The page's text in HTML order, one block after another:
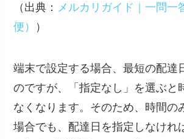
（出典： メルカリガイド｜一問一
便）
）
端末で設定する場合、最短の配達
のですが、「指定なし」を選ぶと
なくなります。そのため、時間の
場合でも、配達日を指定しなけれ